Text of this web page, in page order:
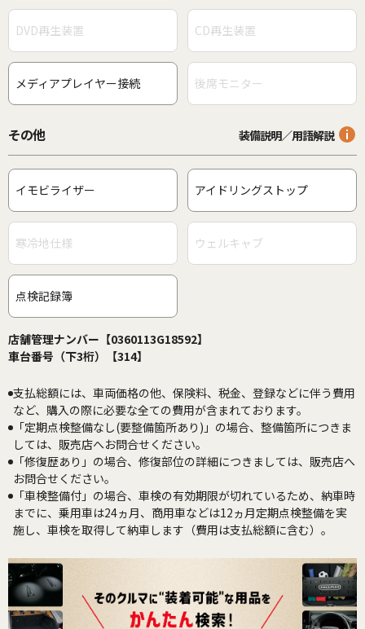
DVD再生装置 CD再生装置
メディアプレイヤー接続 後席モニター
その他 装備説明／用語解説
イモビライザー アイドリングストップ
寒冷地仕様 ウェルキャブ
点検記録簿
店舗管理ナンバー【0360113G18592】
車台番号（下3桁）【314】
支払総額には、車両価格の他、保険料、税金、登録などに伴う費用
など、購入の際に必要な全ての費用が含まれております。
「定期点検整備なし(要整備箇所あり)」の場合、整備箇所につきま
しては、販売店へお問合せください。
「修復歴あり」の場合、修復部位の詳細につきましては、販売店へ
お問合せください。
「車検整備付」の場合、車検の有効期限が切れているため、納車時
までに、乗用車は24ヵ月、商用車などは12ヵ月定期点検整備を実
施し、車検を取得して納車します（費用は支払総額に含む）。